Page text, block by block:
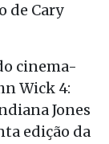
de Cary
cinema-
Wick 4:
Jones
edição da